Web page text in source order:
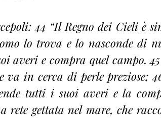
44 “Il Regno dei Cieli è
lo trova e lo nasconde di
averi e compra quel campo.
va in cerca di perle preziose;
tutti i suoi averi e la
rete gettata nel mare, che